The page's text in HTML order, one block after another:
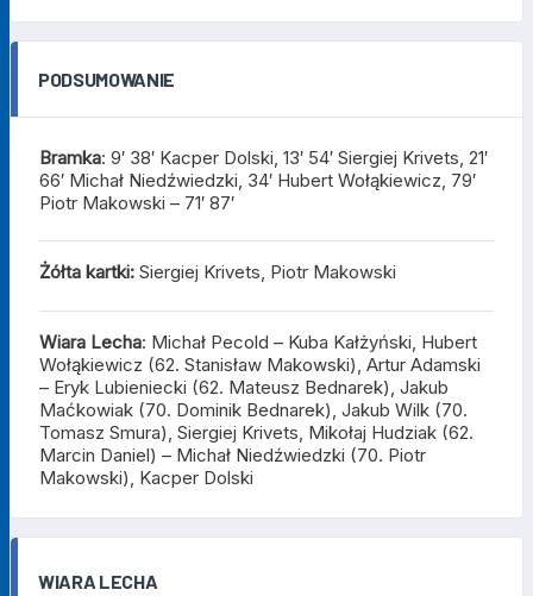
PODSUMOWANIE
Bramka: 9′ 38′ Kacper Dolski, 13′ 54′ Siergiej Krivets, 21′
66′ Michał Niedźwiedzki, 34′ Hubert Wołąkiewicz, 79′
Piotr Makowski – 71′ 87′
Żółta kartki: Siergiej Krivets, Piotr Makowski
Wiara Lecha: Michał Pecold – Kuba Kałżyński, Hubert
Wołąkiewicz (62. Stanisław Makowski), Artur Adamski
– Eryk Lubieniecki (62. Mateusz Bednarek), Jakub
Maćkowiak (70. Dominik Bednarek), Jakub Wilk (70.
Tomasz Smura), Siergiej Krivets, Mikołaj Hudziak (62.
Marcin Daniel) – Michał Niedźwiedzki (70. Piotr
Makowski), Kacper Dolski
WIARA LECHA